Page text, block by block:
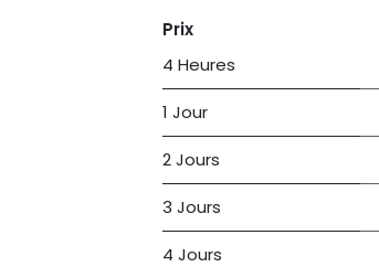
Prix
4 Heures
1 Jour
2 Jours
3 Jours
4 Jours